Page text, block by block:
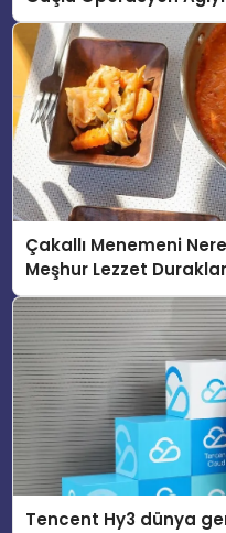
Çakallı Menemeni
Meşhur Lezzet
Tencent Hy3 dünya